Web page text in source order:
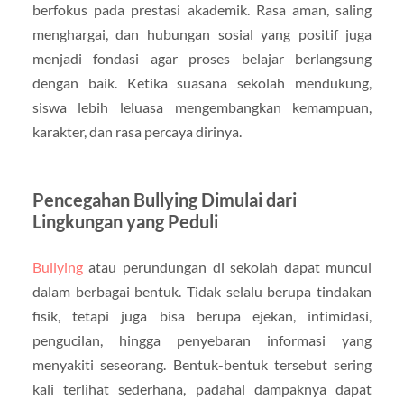
berfokus pada prestasi akademik. Rasa aman, saling
menghargai, dan hubungan sosial yang positif juga
menjadi fondasi agar proses belajar berlangsung
dengan baik. Ketika suasana sekolah mendukung,
siswa lebih leluasa mengembangkan kemampuan,
karakter, dan rasa percaya dirinya.
Pencegahan Bullying Dimulai dari
Lingkungan yang Peduli
Bullyingatau perundungan di sekolah dapat muncul
dalam berbagai bentuk. Tidak selalu berupa tindakan
fisik, tetapi juga bisa berupa ejekan, intimidasi,
pengucilan, hingga penyebaran informasi yang
menyakiti seseorang. Bentuk-bentuk tersebut sering
kali terlihat sederhana, padahal dampaknya dapat